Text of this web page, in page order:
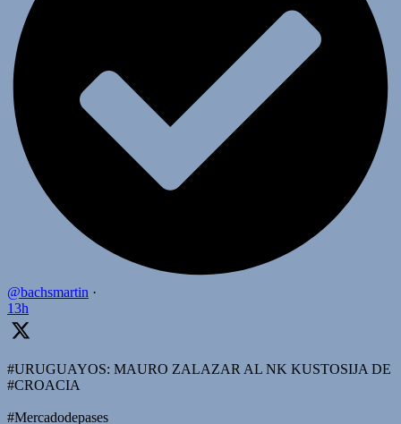
@bachsmartin ·
13h
#URUGUAYOS: MAURO ZALAZAR AL NK KUSTOSIJA DE
#CROACIA
#Mercadodepases